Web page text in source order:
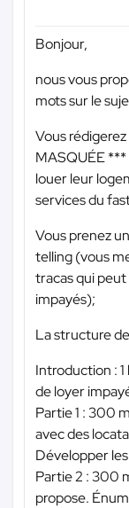
Bonjour,
nous vous
mots sur le
Vous
MASQUÉE ***
louer leur
services du
Vous prenez
telling (vous
tracas qui peut
impayés);
La structure
Introduction :
de loyer
Partie 1 : 300
avec des
Développer
Partie 2 : 300
propose.